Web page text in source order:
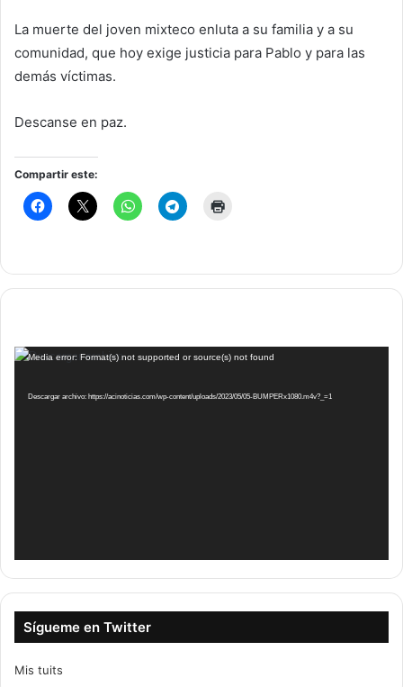
La muerte del joven mixteco enluta a su familia y a su
comunidad, que hoy exige justicia para Pablo y para las
demás víctimas.
Descanse en paz.
Compartir este:
Reproductor
vídeo
Media error: Format(s) not supported or source(s) not found
Descargar archivo: https://acinoticias.com/wp-content/uploads/2023/05/05-BUMPERx1080.m4v?_=1
Sígueme en Twitter
Mis tuits